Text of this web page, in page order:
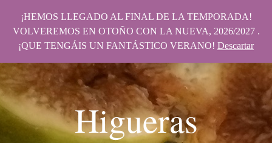
Higueras
¡HEMOS LLEGADO AL FINAL DE LA TEMPORADA!
VOLVEREMOS EN OTOÑO CON LA NUEVA, 2026/2027 .
¡QUE TENGÁIS UN FANTÁSTICO VERANO! Descartar